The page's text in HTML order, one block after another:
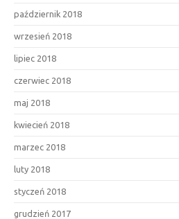
październik 2018
wrzesień 2018
lipiec 2018
czerwiec 2018
maj 2018
kwiecień 2018
marzec 2018
luty 2018
styczeń 2018
grudzień 2017